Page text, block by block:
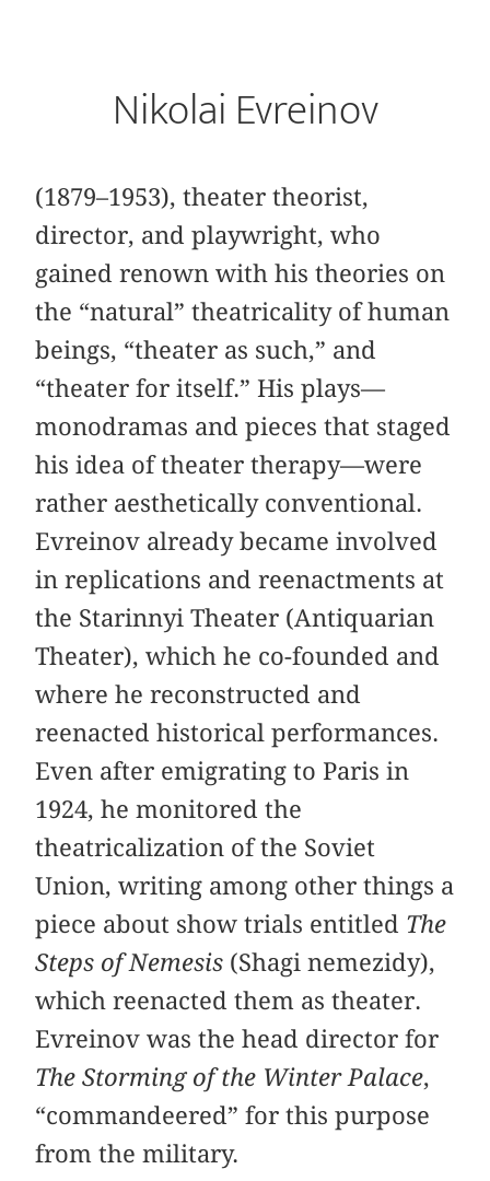
Nikolai Evreinov
(1879–1953), theater theorist,
director, and playwright, who
gained renown with his theories on
the “natural” theatricality of human
beings, “theater as such,” and
“theater for itself.” His plays—
monodramas and pieces that staged
his idea of theater therapy—were
rather aesthetically conventional.
Evreinov already became involved
in replications and reenactments at
the Starinnyi Theater (Antiquarian
Theater), which he co-founded and
where he reconstructed and
reenacted historical performances.
Even after emigrating to Paris in
1924, he monitored the
theatricalization of the Soviet
Union, writing among other things a
piece about show trials entitled The
Steps of Nemesis (Shagi nemezidy),
which reenacted them as theater.
Evreinov was the head director for
The Storming of the Winter Palace,
“commandeered” for this purpose
from the military.